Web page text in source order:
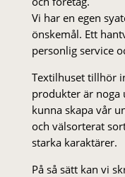
Vi har en egen
önskemål. Ett
personlig service
Textilhuset tillhör
produkter är noga
kunna skapa vår
och välsorterat
starka karaktärer.
På så sätt kan vi